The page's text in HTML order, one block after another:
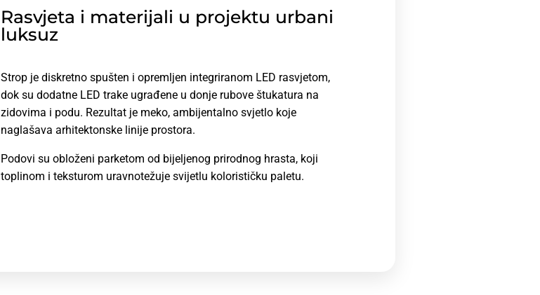
Rasvjeta i materijali u projektu urbani
luksuz
Strop je diskretno spušten i opremljen integriranom LED rasvjetom,
dok su dodatne LED trake ugrađene u donje rubove štukatura na
zidovima i podu. Rezultat je meko, ambijentalno svjetlo koje
naglašava arhitektonske linije prostora.
Podovi su obloženi parketom od bijeljenog prirodnog hrasta, koji
toplinom i teksturom uravnotežuje svijetlu kolorističku paletu.